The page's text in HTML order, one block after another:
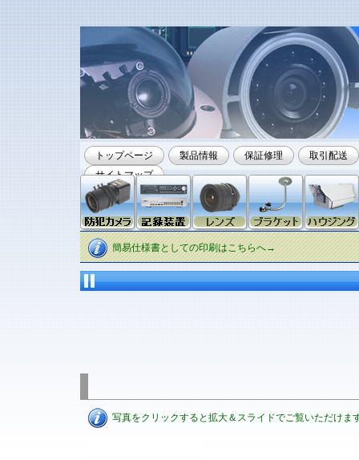
トップページ 製品情報 保証修理
取引配送
サイトマップ
簡易仕様書としての印刷はこちらへ→
写真をクリックすると拡大＆スライドでご覧いただけま